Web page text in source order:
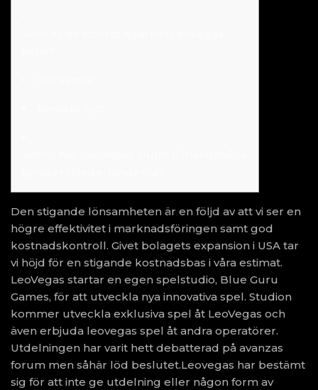
Den stigande lönsamheten är en följd av att vi ser en
högre effektivitet i marknadsföringen samt god
kostnadskontroll. Givet bolagets expansion i USA tar
vi höjd för en stigande kostnadsbas i våra estimat.
LeoVegas startar en egen spelstudio, Blue Guru
Games, för att utveckla nya innovativa spel. Studion
kommer utveckla exklusiva spel åt LeoVegas och
även erbjuda leovegas spel åt andra operatörer.
Utdelningen har varit hett debatterad på avanzas
forum men såhär löd beslutet.Leovegas har bestämt
sig för att inte ge utdelning eller någon form av